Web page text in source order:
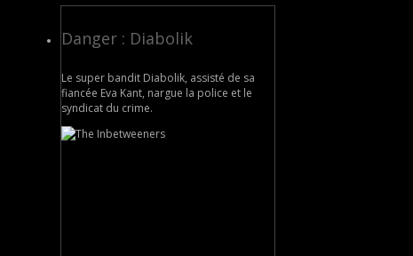
Danger : Diabolik
Le super bandit Diabolik, assisté de sa
fiancée Eva Kant, nargue la police et le
syndicat du crime.